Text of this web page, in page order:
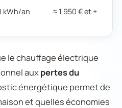
kWh/an
≈ 1 950 € et +
le chauffage électrique
auxpertes du
énergétique permet de
et quelles économies